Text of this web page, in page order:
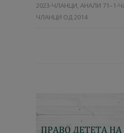
2023-ЧЛАНЦИ, АНАЛИ 71–1-
ЧЛАНЦИ ОД 2014